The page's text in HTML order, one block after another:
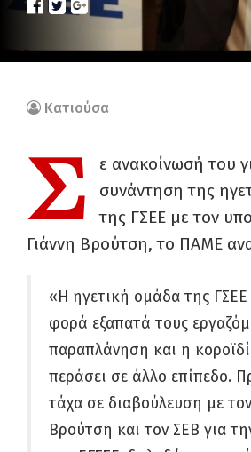
Κατιούσα
Σ
ε ανακοίνωσή του
συνάντηση της
της ΓΣΕΕ με τον
Γιάννη Βρούτση, το ΠΑΜΕ
«Η ηγετική ομάδα της
φορά εξαπατά τους
παραπλάνηση και η
περάσει σε άλλο επίπεδο.
τάχα σε διαβούλευση με
Βρούτση και τον ΣΕΒ για